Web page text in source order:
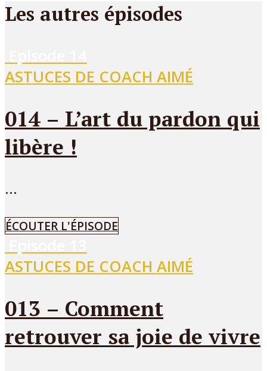
Les autres épisodes
ASTUCES DE COACH AIMÉ
014 – L’art du pardon qui
libère !
...
ÉCOUTER L'ÉPISODE
ASTUCES DE COACH AIMÉ
013 – Comment
retrouver sa joie de vivre